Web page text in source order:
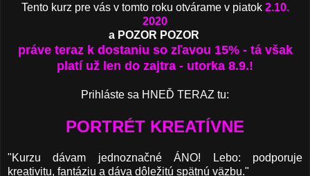
Tento kurz pre vás v tomto roku otvárame v piatok 2.10.
2020
a POZOR POZOR
práve teraz k dostaniu so zľavou 15% - tá však
platí už len do zajtra - utorka 8.9.!
Prihláste sa HNEĎ TERAZ tu:
PORTRÉT KREATÍVNE
"Kurzu dávam jednoznačné ÁNO! Lebo: podporuje
kreativitu, fantáziu a dáva dôležitú spätnú väzbu."